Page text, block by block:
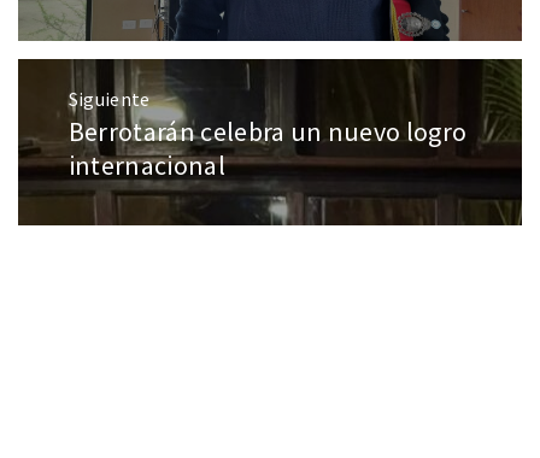
Siguiente
Berrotarán celebra un nuevo logro
internacional